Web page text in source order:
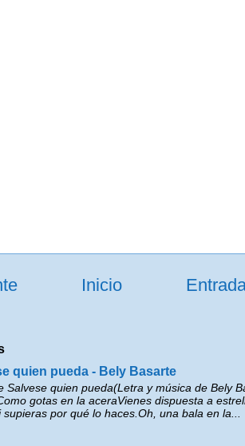
Inicio
quien pueda - Bely Basarte
Salvese quien pueda(Letra y música de Bely
gotas en la aceraVienes dispuesta a
supieras por qué lo haces.Oh, una bala en la...